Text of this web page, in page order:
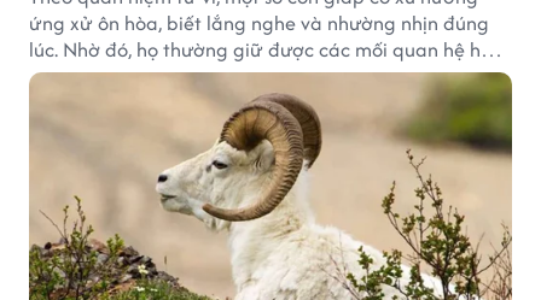
ứng xử ôn hòa, biết lắng nghe và nhường nhịn đúng
lúc. Nhờ đó, họ thường giữ được các mối quan hệ hài
hòa và nhận được sự yêu mến từ những người xung